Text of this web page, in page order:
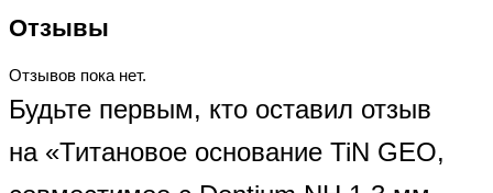
Отзывы
Отзывов пока нет.
Будьте первым, кто оставил отзыв
на «Титановое основание TiN GEO,